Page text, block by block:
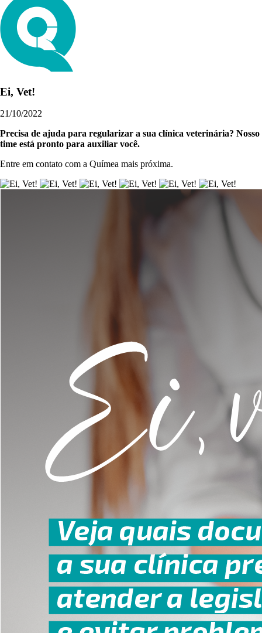
Ei, Vet!
21/10/2022
Precisa de ajuda para regularizar a sua clínica veterinária? Nosso
time está pronto para auxiliar você.
Entre em contato com a Químea mais próxima.